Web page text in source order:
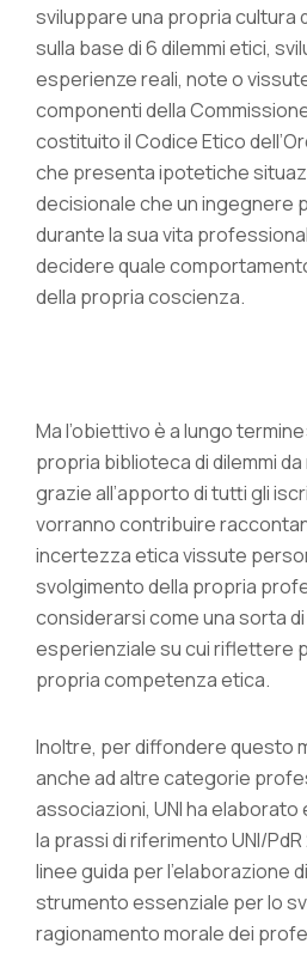
sviluppare una propria cultura
sulla base di 6 dilemmi etici,
esperienze reali, note o
componenti della
costituito il Codice Etico
che presenta ipotetiche
decisionale che un ingegnere
durante la sua vita
decidere quale
della propria coscienza.
Ma l’obiettivo è a lungo
propria biblioteca di dilemmi
grazie all’apporto di tutti gli
vorranno contribuire
incertezza etica vissute
svolgimento della propria
considerarsi come una sorta
esperienziale su cui riflettere
propria competenza etica.
Inoltre, per diffondere questo
anche ad altre categorie
associazioni, UNI ha elaborato
la prassi di riferimento UNI/
linee guida per l’elaborazione
strumento essenziale per lo
ragionamento morale dei